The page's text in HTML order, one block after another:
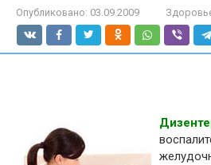
Опубликовано: 03.09.2009